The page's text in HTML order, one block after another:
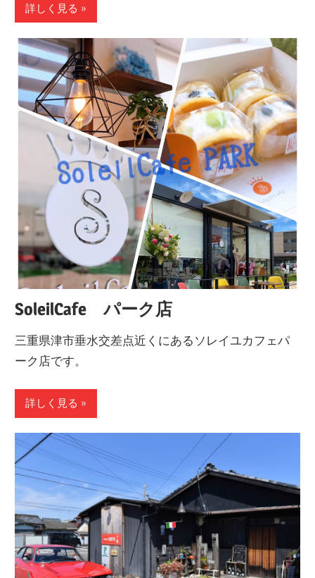
詳しく見る
SoleilCafe パーク店
三重県津市垂水交差点近くにあるソレイユカフェパ
ーク店です。
詳しく見る